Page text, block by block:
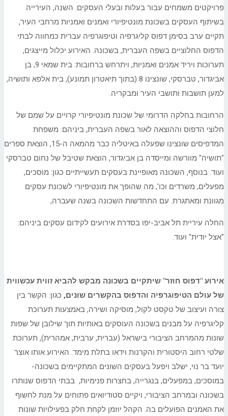
פרויקטים משמחים עבור בעלות ובעלי העסקים. השנה, העירייה
בשיתוף העסקים בשכונת מונטיפיורי ואמנים ואמניות מרחבי העיר,
תקיים ערב בסימן דפוס קליגרפיה וטיפוגרפיה עברית כמחווה לבתי
הדפוס החלוציים בשפה העברית, בשכונה. האירוע יכלול מייצגים,
תערוכות ויריד אמנים ואמניות, ויתרחש ברחובות: בית שמאי 9, בן
אביגדור, טברסקי, שונצינו 8 (בתוך תיאטרון תמונע), בית אלפא ותושיה,
למען תושבות ותושבי העיר ומבקריה.
הרחובות בחלקה הדרומי של שכונת מונטיפיורי קרויים על שמם של
חלוצי הדפוס וההוצאה לאור בשפה העברית, ביניהם: משפחת
המדפיסים שונצינו שפעלה באיטליה כבר מהמאה ה-15, הוצאת ספרים
"תושיה" מוורשה ומייסדה בן אביגדור, הוצאת שטיבל של נחום טברסקי
ועוד. בנוסף, השכונה מאופיינת בעסקים תעשייתיים כגון: מוסכים,
מפעלים, משרדים וכו', מה שהופך את מונטיפיורי לשכונת עסקים
מגוונת ומאתגרת. עם התחדשות השכונה בשנה שעברה,
החלה עיריית תל אביב-יפו בסדרת אירועים לקידום עסקים ביניהם:
"אצל יודית" ועוד.
אירוע "דפוס חוזר" שיתקיים בשכונה מבקש להביא זווית עכשווית
של עולם הטיפוגרפיה והדפוס בהקשרים שונים, כגון: הקשר בין
צורה ועיצוב של טקסט לקול, מוסיקה ושירה, באמצעות תערוכת
קליגרפיה על מבנים בשכונה העוסקים באותיות תוך שילובן של שפות
שונות מהמרחב הציבורי בישראל (עברית, ערבית, אמהרית), תערוכת
שלטי רחוב היסטורית והקרנות וידאו בתלת מימד. האירוע אותו אוצר
יועד בר נוי, ישלב ויפעל בעסקים השונים המתקיימים בשכונה-
במוסכים, במפעלים, בנגרייה, בחצרות פנימיות, בבתי הדפוס שנותרו
בשכונה ובמרחב הציבורי, ויקיים סטודיואים פתוחים על מנת לחשוף
את האמנים הפועלים בה. הקהל יוזמן לקחת חלק בפעילויות שונות